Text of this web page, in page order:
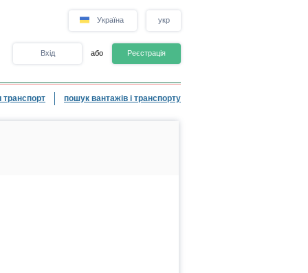
Україна укр
Вхід або Реєстрація
транспорт пошук вантажів і транспорту